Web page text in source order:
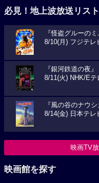
必見！地上波放送リスト
『怪盗グルーの
8/10(月) フジテレ
『銀河鉄道の夜』
8/11(火) NHK/Eテ
『風の谷のナウシ
8/14(金) 日本テレ
映画TV
映画館を探す